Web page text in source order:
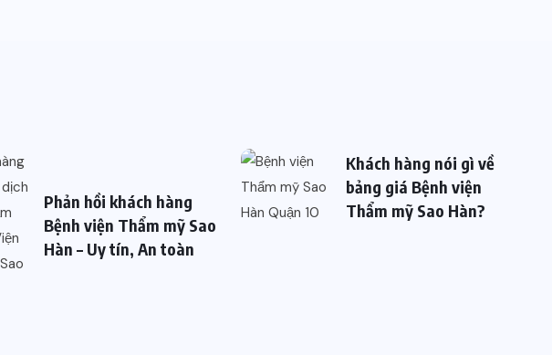
Phản hồi khách hàng
Bệnh viện Thẩm mỹ Sao
Hàn – Uy tín, An toàn
Khách hàng nói gì về
bảng giá Bệnh viện
Thẩm mỹ Sao Hàn?